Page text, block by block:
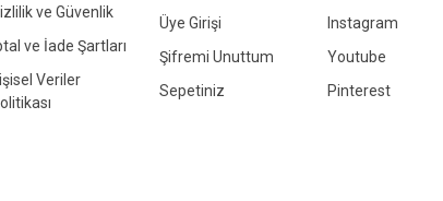
ve Güvenlik
ve İade Şartları
Veriler
Üye Girişi
Şifremi Unuttum
Sepetiniz
Instagram
Youtube
Pinterest